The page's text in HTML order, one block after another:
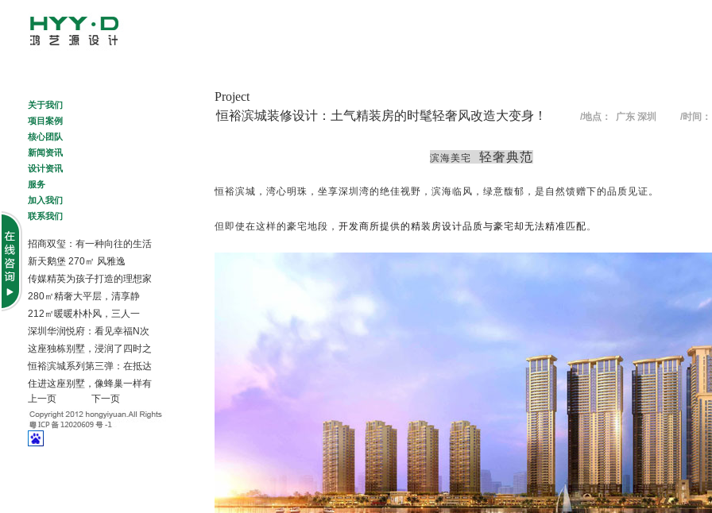
关于我们
Project
项目案例
Creative Team
核心团队
News
新闻资讯
Design News
设计资讯
Services
服务
Join Us
加入我们
Contact Us
联系我们
招商双玺：有一种向往的生活
新天鹅堡 270㎡ 风雅逸
传媒精英为孩子打造的理想家
280㎡精奢大平层，清享静
212㎡暖暖朴朴风，三人一
深圳华润悦府：看见幸福N次
这座独栋别墅，浸润了四时之
恒裕滨城系列第三弹：在抵达
住进这座别墅，像蜂巢一样有
上一页
下一页
Project
恒裕滨城装修设计：土气精装房的时髦轻奢风改造大变身！
/地点： 广东 深圳 /时间：
滨海美宅 轻奢典范
恒裕滨城，湾心明珠，坐享深圳湾的绝佳视野，滨海临风，绿意馥郁，是自然馈赠下的品质见证。
但即使在这样的豪宅地段， 开发商所提供的精装房设计品质与豪宅却无法精准匹配。